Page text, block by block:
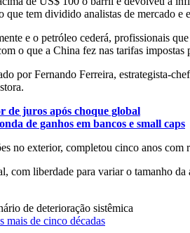
tem dividido analistas de mercado e
e o petróleo cederá, profissionais
o que a China fez nas tarifas
por Fernando Ferreira, estrategista-
de juros após choque global
de ganhos em bancos e small caps
no exterior, completou cinco anos
com liberdade para variar o tamanho
de deterioração sistêmica
mais de cinco décadas